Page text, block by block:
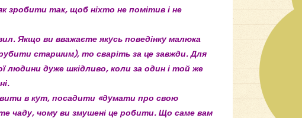
зробити так, щоб ніхто не помітив і не
Якщо ви вважаєте якусь поведінку малюка
старшим), то сваріть за це завжди. Для
людини дуже шкідливо, коли за один і той же
в кут, посадити «думати про свою
чаду, чому ви змушені це робити. Що саме вам